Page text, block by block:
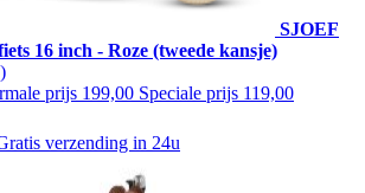
SJOEF
16 inch - Roze (tweede kansje)
prijs 199,00 Speciale prijs 119,00
verzending in 24u